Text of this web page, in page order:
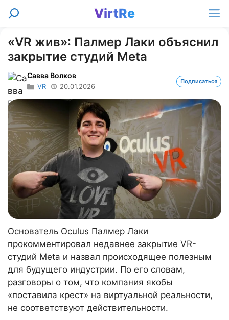
Перейти
VirtRe
Поиск
«VR жив»: Палмер Лаки объяснил
закрытие студий Meta
Савва Волков
VR 20.01.2026
Подписаться
Основатель Oculus Палмер Лаки
прокомментировал недавнее закрытие VR-
студий Meta и назвал происходящее полезным
для будущего индустрии. По его словам,
разговоры о том, что компания якобы
«поставила крест» на виртуальной реальности,
не соответствуют действительности.